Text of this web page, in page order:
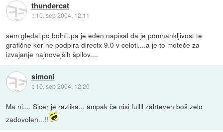
thundercat
:: 10. sep 2004, 12:11
sem gledal po bolhi..pa je eden napisal da je pomnankljivost te
grafične ker ne podpira directx 9.0 v celoti....a je to moteče za
izvajanje najnovejših špilov....
simoni
:: 10. sep 2004, 12:20
Ma ni.... Sicer je razlika... ampak če nisi fullll zahteven boš zelo
zadovolen...!!